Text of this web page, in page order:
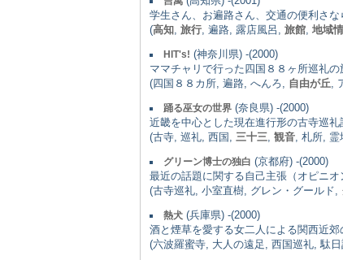
学生さん、お遍路さん、交通の便利さ
(高知 旅行 , 遍路, 露店風呂, 旅館 地域
HIT's! (神奈川県) -(2000)
ママチャリで行った四国８８ヶ所巡礼
(四国８８カ所, 遍路, へんろ, 自由が丘 ,
踊る巫女の世界 (奈良県) -(2000)
近畿を中心とした現在進行形の古寺巡
(古寺, 巡礼, 西国, 三十三 観音 , 札所, 霊
グリーン博士の独白 (京都府) -(2000)
最近の話題に関する自己主張（オピニ
(古寺巡礼, 小室直樹, グレン・グールド,
熱犬 (兵庫県) -(2000)
酒と煙草を愛する女二人による関西近
(六波羅蜜寺, 大人の遠足, 西国巡礼, 駄日